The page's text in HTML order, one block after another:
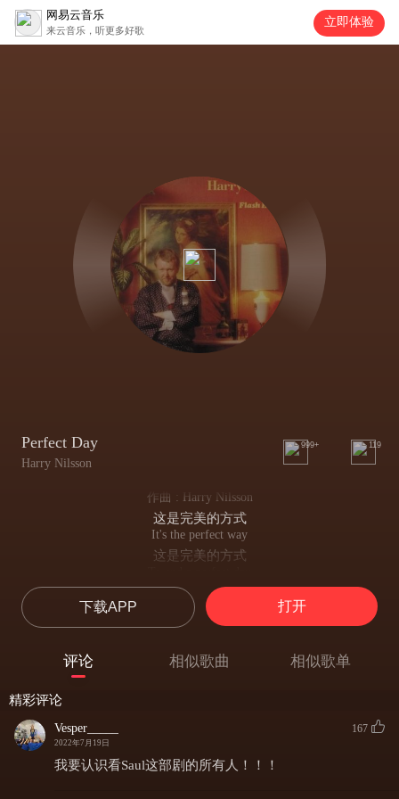
网易云音乐
来云音乐，听更多好歌
立即体验
Perfect Day
Harry Nilsson
999+ 119
作曲 : Harry Nilsson
这是完美的方式
It's the perfect way
这是完美的方式
来结束完美的一天
It's the perfect way
要结束完美的一天
这是完美的方式
Ride on the wings of the Angles of Love
下载APP 打开
评论 相似歌曲 相似歌单
精彩评论
Vesper_____
2022年7月19日
167
我要认识看Saul这部剧的所有人！！！